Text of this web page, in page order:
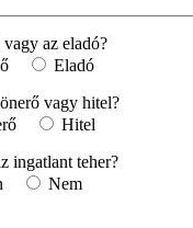
az eladó?
Eladó
vagy hitel?
Hitel
ingatlant teher?
Nem